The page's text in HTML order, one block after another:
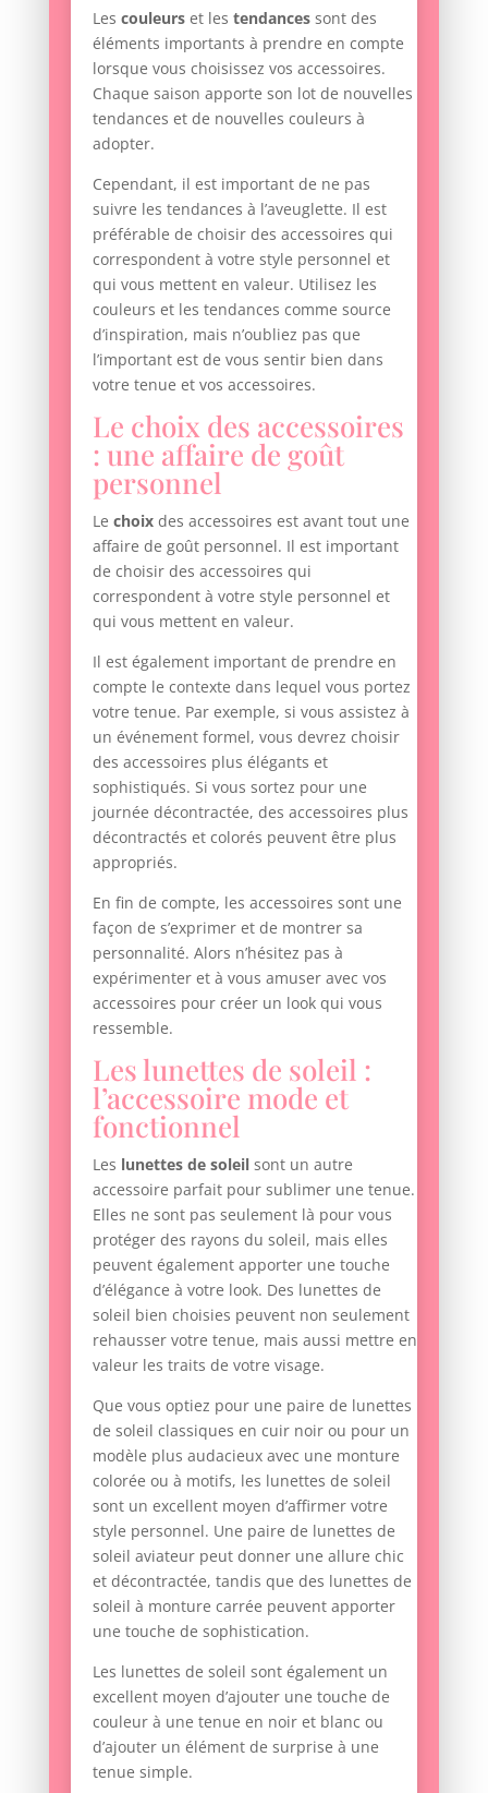
Les couleurset les tendancessont des
éléments importants à prendre en compte
lorsque vous choisissez vos accessoires.
Chaque saison apporte son lot de nouvelles
tendances et de nouvelles couleurs à
adopter.
Cependant, il est important de ne pas
suivre les tendances à l’aveuglette. Il est
préférable de choisir des accessoires qui
correspondent à votre style personnel et
qui vous mettent en valeur. Utilisez les
couleurs et les tendances comme source
d’inspiration, mais n’oubliez pas que
l’important est de vous sentir bien dans
votre tenue et vos accessoires.
Le choix des accessoires
: une affaire de goût
personnel
Le choixdes accessoires est avant tout une
affaire de goût personnel. Il est important
de choisir des accessoires qui
correspondent à votre style personnel et
qui vous mettent en valeur.
Il est également important de prendre en
compte le contexte dans lequel vous portez
votre tenue. Par exemple, si vous assistez à
un événement formel, vous devrez choisir
des accessoires plus élégants et
sophistiqués. Si vous sortez pour une
journée décontractée, des accessoires plus
décontractés et colorés peuvent être plus
appropriés.
En fin de compte, les accessoires sont une
façon de s’exprimer et de montrer sa
personnalité. Alors n’hésitez pas à
expérimenter et à vous amuser avec vos
accessoires pour créer un look qui vous
ressemble.
Les lunettes de soleil :
l’accessoire mode et
fonctionnel
Les lunettes de soleilsont un autre
accessoire parfait pour sublimer une tenue.
Elles ne sont pas seulement là pour vous
protéger des rayons du soleil, mais elles
peuvent également apporter une touche
d’élégance à votre look. Des lunettes de
soleil bien choisies peuvent non seulement
rehausser votre tenue, mais aussi mettre en
valeur les traits de votre visage.
Que vous optiez pour une paire de lunettes
de soleil classiques en cuir noir ou pour un
modèle plus audacieux avec une monture
colorée ou à motifs, les lunettes de soleil
sont un excellent moyen d’affirmer votre
style personnel. Une paire de lunettes de
soleil aviateur peut donner une allure chic
et décontractée, tandis que des lunettes de
soleil à monture carrée peuvent apporter
une touche de sophistication.
Les lunettes de soleil sont également un
excellent moyen d’ajouter une touche de
couleur à une tenue en noir et blanc ou
d’ajouter un élément de surprise à une
tenue simple.